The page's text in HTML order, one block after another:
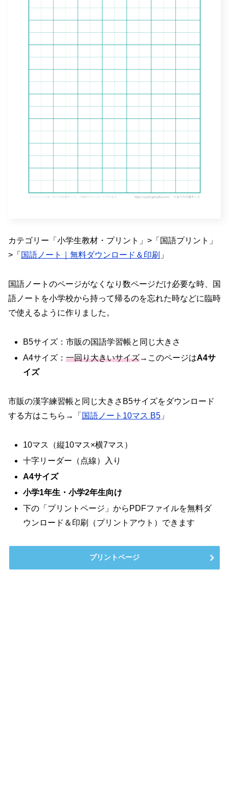
カテゴリー「小学生教材・プリント」>「国語プリント」
>「 国語ノート｜無料ダウンロード＆印刷 」
国語ノートのページがなくなり数ページだけ必要な時、国
語ノートを小学校から持って帰るのを忘れた時などに臨時
で使えるように作りました。
B5サイズ：市販の国語学習帳と同じ大きさ
A4サイズ：一回り大きいサイズ→このページはA4サ
イズ
市販の漢字練習帳と同じ大きさB5サイズをダウンロード
する方はこちら→
「 国語ノート10マス B5 」
10マス（縦10マス×横7マス）
十字リーダー（点線）入り
A4サイズ
小学1年生・小学2年生向け
下の「プリントページ」からPDFファイルを無料ダ
ウンロード＆印刷（プリントアウト）できます
プリントページ